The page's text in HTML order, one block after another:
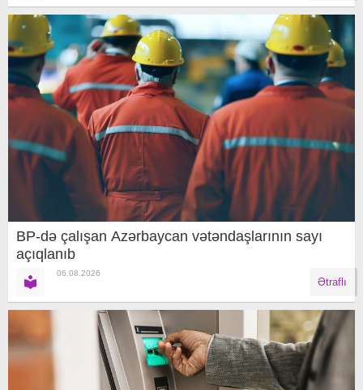
BP-də çalışan Azərbaycan vətəndaşlarının sayı
açıqlanıb
06.08.2026
Ətraflı